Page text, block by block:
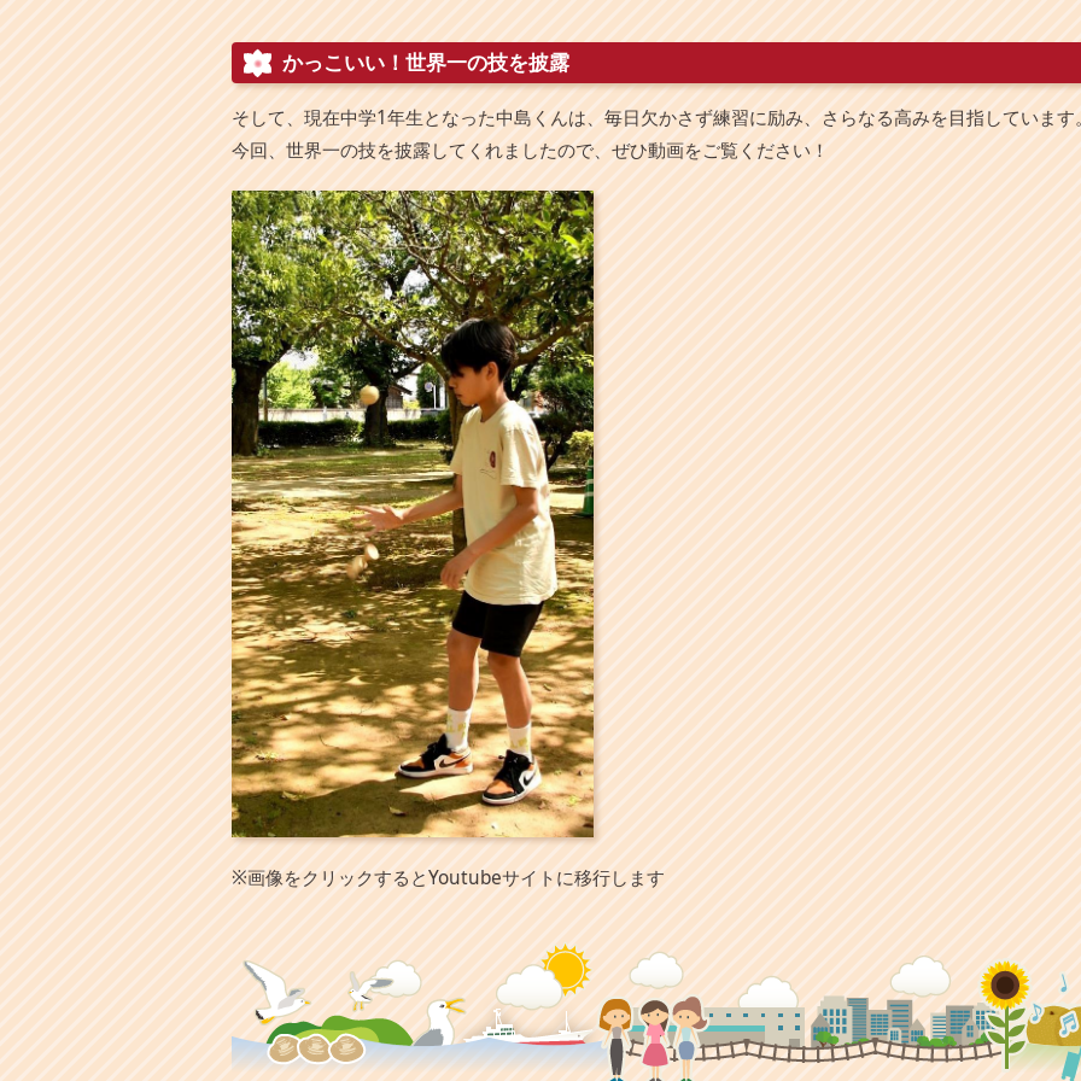
かっこいい！世界一の技を披露
そして、現在中学1年生となった中島くんは、毎日欠かさず練習に励み、さらなる高みを目指しています
今回、世界一の技を披露してくれましたので、ぜひ動画をご覧ください！
※画像をクリックするとYoutubeサイトに移行します